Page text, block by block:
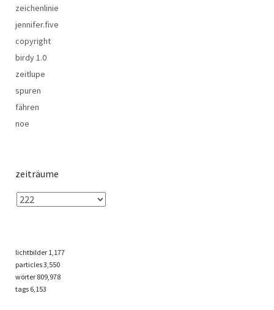
zeichenlinie
jennifer.five
copyright
birdy 1.0
zeitlupe
spuren
fähren
noe
zeiträume
lichtbilder 1,177
particles3,550
wörter 809,978
tags 6,153